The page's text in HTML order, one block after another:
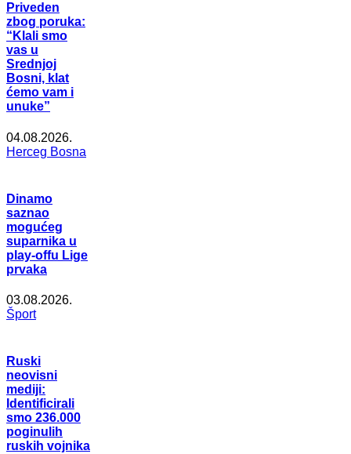
Priveden
zbog poruka:
“Klali smo
vas u
Srednjoj
Bosni, klat
ćemo vam i
unuke”
04.08.2026.
Herceg Bosna
Dinamo
saznao
mogućeg
suparnika u
play-offu Lige
prvaka
03.08.2026.
Šport
Ruski
neovisni
mediji:
Identificirali
smo 236.000
poginulih
ruskih vojnika